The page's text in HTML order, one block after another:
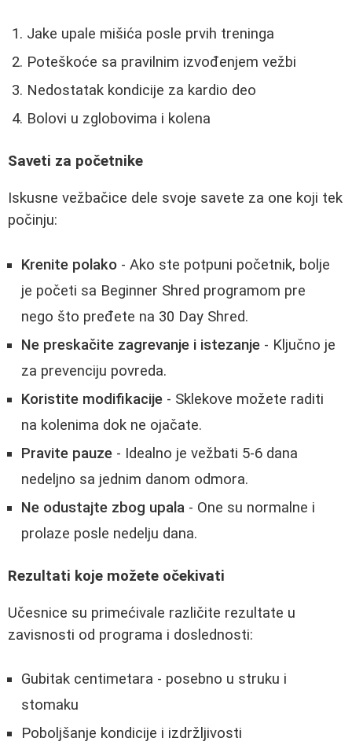
Jake upale mišića posle prvih treninga
Poteškoće sa pravilnim izvođenjem vežbi
Nedostatak kondicije za kardio deo
Bolovi u zglobovima i kolena
Saveti za početnike
Iskusne vežbačice dele svoje savete za one koji tek
počinju:
Krenite polako - Ako ste potpuni početnik, bolje
je početi sa Beginner Shred programom pre
nego što pređete na 30 Day Shred.
Ne preskačite zagrevanje i istezanje - Ključno je
za prevenciju povreda.
Koristite modifikacije - Sklekove možete raditi
na kolenima dok ne ojačate.
Pravite pauze - Idealno je vežbati 5-6 dana
nedeljno sa jednim danom odmora.
Ne odustajte zbog upala - One su normalne i
prolaze posle nedelju dana.
Rezultati koje možete očekivati
Učesnice su primećivale različite rezultate u
zavisnosti od programa i doslednosti:
Gubitak centimetara - posebno u struku i
stomaku
Poboljšanje kondicije i izdržljivosti